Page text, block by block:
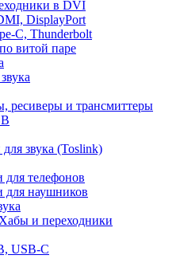
в DVI
DisplayPort
C, Thunderbolt
витой паре
ресиверы и трансмиттеры
звука (Toslink)
для телефонов
для наушников
Хабы и переходники
USB-C